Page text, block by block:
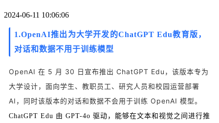
2024-06-11 10:06:06
1.OpenAI推出为大学开发的ChatGPT Edu教育版，
对话和数据不用于训练模型
OpenAI 在 5 月 30 日宣布推出 ChatGPT Edu，该版本专为
大学设计，面向学生、教职员工、研究人员和校园运营部署
AI，同时该版本的对话和数据不会用于训练 OpenAI 模型。
ChatGPT Edu 由 GPT-4o 驱动，能够在文本和视觉之间进行推